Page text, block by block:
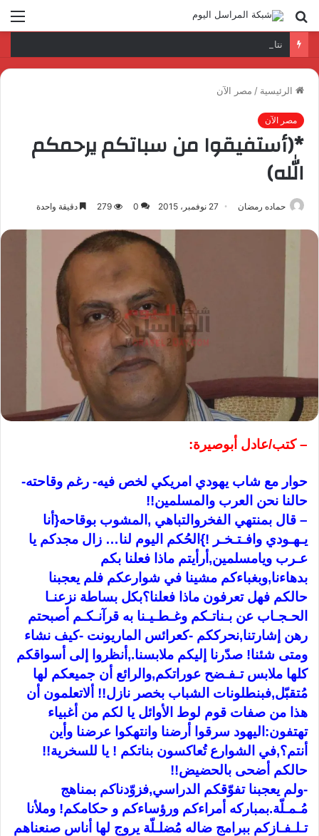
بحث
عن
الرئيسية / مصر الآن
مصر الآن
*(أستفيقوا من سباتكم يرحمكم
الله)
حماده رمضان 27 نوفمبر، 2015 0
279 دقيقة واحدة
– كتب/عادل أبوصيرة:
حوار مع شاب يهودي امريكي لخص فيه- رغم وقاحته-
حالنا نحن العرب والمسلمين!!
– قال بمنتهي الفخروالتباهي ,المشوب بوقاحه{أنا
يـهـودي وافـتـخـر !}الحُكم اليوم لنا… زال مجدكم يا
عـرب ويامسلمين,أرأيتم ماذا فعلنا بكم
بدهاءنا,وبغباءكم مشينا في شوارعكم فلم يعجبنا
حالكم فهل تعرفون ماذا فعلنا؟بكل بساطة نزعنـا
الحـجـاب عن بـناتـكم وغـطـيـنا به قرآنـكـم أصبحتم
رهن إشارتنا,نحرككم -كعرائس الماريونت -كيف نشاء
ومتى شئنا! صدّرنا إليكم ملابسنا.,أنظروا إلى أسواقكم
كلها ملابس تـفـضح عوراتكم,والرائع أن جميعكم لها
مُتقبّل,فبنطلونات الشباب بخصر نازل!! ألاتعلمون أن
هذا من صفات قوم لوط الأوائل يا لكم من أغبياء
تهتفون:اليهود سرقوا أرضنا وانتهكوا عرضنا وأين
أنتم؟,في الشوارع تُعاكسون بناتكم ! يا للسخرية!!
حالكم أضحى بالحضيض!!
-ولم يعجبنا تفوّقكم الدراسي,فزوّدناكم بمناهج
مُـمـلّة.بمباركه أمراءكم ورؤساءكم و حكامكم! وملأنا
تـلـفـازكم ببرامج ضاله مُضلـلّة يروج لها أناس صنعناهم